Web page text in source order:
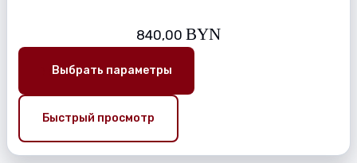
840,00 BYN
Выбрать параметры
Быстрый просмотр